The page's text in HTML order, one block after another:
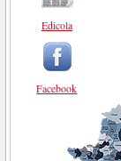
Edicola
Facebook